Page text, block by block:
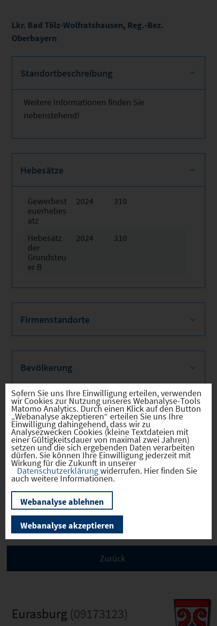
Lkr. Bad Tölz-Wolfratshausen, Reg.-Bez.
Oberbayern
Standortbeschreibung
Weitere Informationen finden Sie
nebenstehend!
Hebesätze
Gewerbest
euerhebes
atz
2024 310
Hebesatz
der
Grundsteu
er B
2024 310
Firmenstandorte
Bevölkerung
Sozialvers. Beschäftigte
Verkehrsinfrastruktur
Kommunale Infrastruktur
Eurasburg (09173123)
Sofern Sie uns Ihre Einwilligung erteilen, verwenden
wir Cookies zur Nutzung unseres Webanalyse-Tools
Matomo Analytics. Durch einen Klick auf den Button
„Webanalyse akzeptieren“ erteilen Sie uns Ihre
Einwilligung dahingehend, dass wir zu
Analysezwecken Cookies (kleine Textdateien mit
einer Gültigkeitsdauer von maximal zwei Jahren)
setzen und die sich ergebenden Daten verarbeiten
dürfen. Sie können Ihre Einwilligung jederzeit mit
Wirkung für die Zukunft in unserer
Datenschutzerklärungwiderrufen. Hier finden Sie
auch weitere Informationen.
Webanalyse ablehnen
Webanalyse akzeptieren